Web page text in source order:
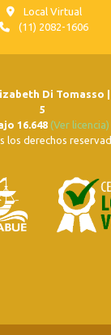
Local Virtual
(11) 2082-1606
Di Tomasso |
5
16.648 (Ver licencia)
los derechos